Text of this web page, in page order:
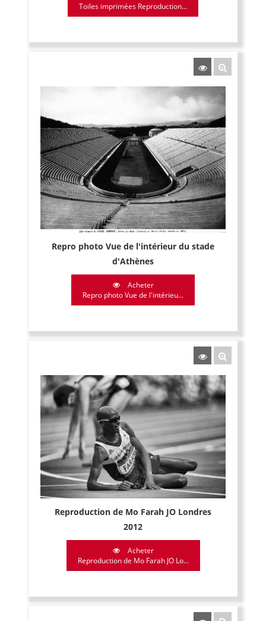
Toiles imprimées Reproduction...
Repro photo Vue de l'intérieur du stade
d'Athènes
Acheter
Repro photo Vue de l'intérieu...
Reproduction de Mo Farah JO Londres
2012
Acheter
Reproduction de Mo Farah JO Lo...